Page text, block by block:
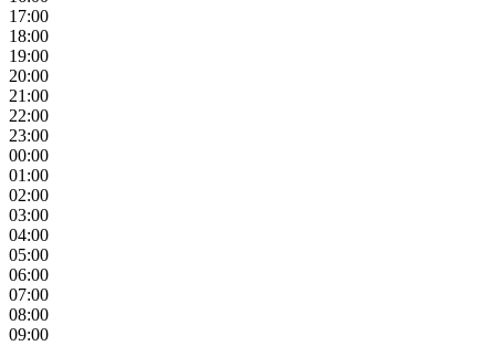
17:00
18:00
19:00
20:00
21:00
22:00
23:00
00:00
01:00
02:00
03:00
04:00
05:00
06:00
07:00
08:00
09:00